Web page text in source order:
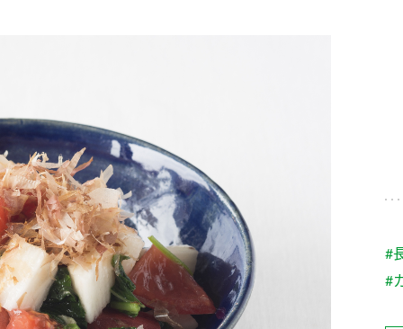
納豆 Fibee
ミツカンの酢づくりの
歴史などが学べる体験
型博物館です。
キッザニア東京「ぽ
ん酢工房」
味ぽんやお酢について
楽しく学べるパビリオ
ンです。
#
#